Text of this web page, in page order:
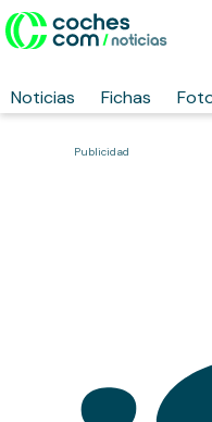
Noticias Fichas
Publicidad